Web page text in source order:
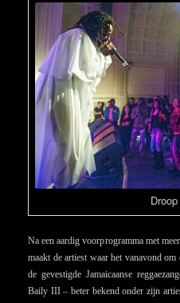
Na een aardig voorprogramma met
maakt de artiest waar het vanavond
de gevestigde Jamaicaanse
Baily III – beter bekend onder zijn